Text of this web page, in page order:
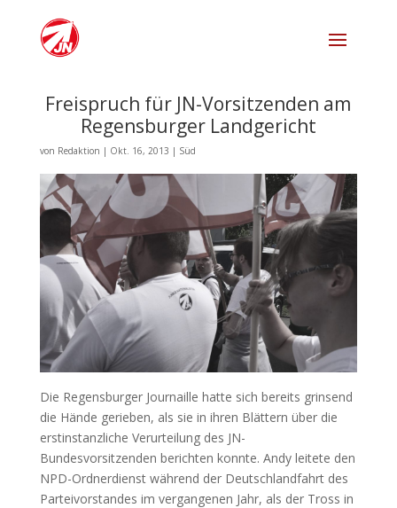
Freispruch für JN-Vorsitzenden am
Regensburger Landgericht
von Redaktion | Okt. 16, 2013 | Süd
Die Regensburger Journaille hatte sich bereits grinsend
die Hände gerieben, als sie in ihren Blättern über die
erstinstanzliche Verurteilung des JN-
Bundesvorsitzenden berichten konnte. Andy leitete den
NPD-Ordnerdienst während der Deutschlandfahrt des
Parteivorstandes im vergangenen Jahr, als der Tross in